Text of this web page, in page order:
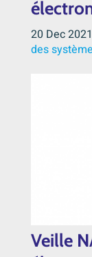
20 Dec 2021
des
Veille